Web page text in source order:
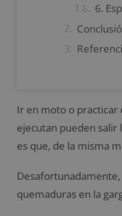
6.
Ir en moto o practicar
ejecutan pueden salir
es que, de la misma
quemaduras en la